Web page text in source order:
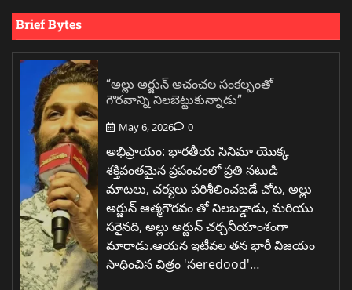
Brief Bytes
“అల్లు అర్జున్ అచంచల సంకల్పంతో
గౌరవాన్ని నిలబెట్టుకున్నాడు”
May 6, 2026 0
అభిప్రాయం: భారతీయ సినిమా యొక్క
శక్తివంతమైన ప్రపంచంలో ప్రతి నటుడి
మాటలు, చర్యలు పరిశీలించబడే చోట, అల్లు
అర్జున్ ఆత్మగౌరవం తో నిలబడ్డాడు, మరియు
సరైనది, అల్లు అర్జున్ చర్చనీయాంశంగా
మారాడు.ఆయన ఇటీవల తన భారీ విజయం
సాధించిన చిత్రం 'సeredood'…